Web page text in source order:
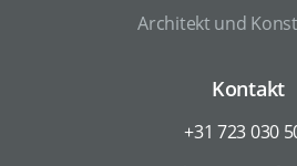
Architekt und
Kontakt
+31 723 030